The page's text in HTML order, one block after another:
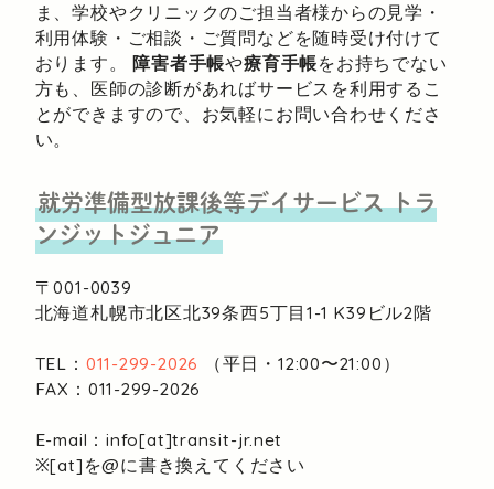
ま、学校やクリニックのご担当者様からの見学・
利用体験・ご相談・ご質問などを随時受け付けて
おります。 障害者手帳や療育手帳をお持ちでない
方も、医師の診断があればサービスを利用するこ
とができますので、お気軽にお問い合わせくださ
い。
就労準備型放課後等デイサービストラ
ンジットジュニア
〒001-0039
北海道札幌市北区北39条西5丁目1-1 K39ビル2階
TEL： 011-299-2026
（平日・12:00〜21:00）
FAX：011-299-2026
E-mail：info[at]transit-jr.net
※[at]を@に書き換えてください